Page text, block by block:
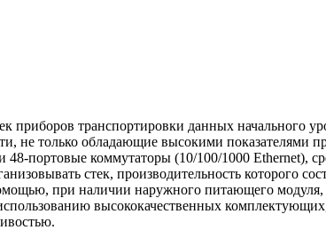
приборов транспортировки данных начального
не только обладающие высокими показателями
портовые коммутаторы (10/100/1000 Ethernet),
стек, производительность которого
при наличии наружного питающего модуля,
использованию высококачественных